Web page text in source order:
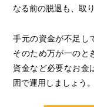
なる前の脱退も、取
手元の資金が不足し
そのため万が一のと
資金など必要なお金
囲で運用しましょう。